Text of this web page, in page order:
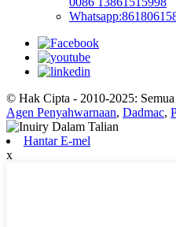
© Hak Cipta - 2010-2025:
Agen Penyahwarnaan, Dadmac,
Hantar E-mel
x